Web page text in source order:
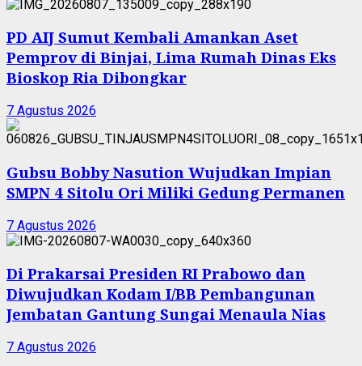
PD AIJ Sumut Kembali Amankan Aset
Pemprov di Binjai, Lima Rumah Dinas Eks
Bioskop Ria Dibongkar
7 Agustus 2026
Gubsu Bobby Nasution Wujudkan Impian
SMPN 4 Sitolu Ori Miliki Gedung Permanen
7 Agustus 2026
Di Prakarsai Presiden RI Prabowo dan
Diwujudkan Kodam I/BB Pembangunan
Jembatan Gantung Sungai Menaula Nias
7 Agustus 2026